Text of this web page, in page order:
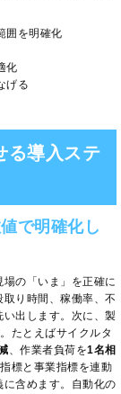
囲を明確化
化
げる
る導入ステ
で明確化し
の「いま」を正確に
り時間、稼働率、不
出します。次に、製
たとえばサイクルタ
、作業者負荷を1名相
標と事業指標を連動
含めます。自動化の